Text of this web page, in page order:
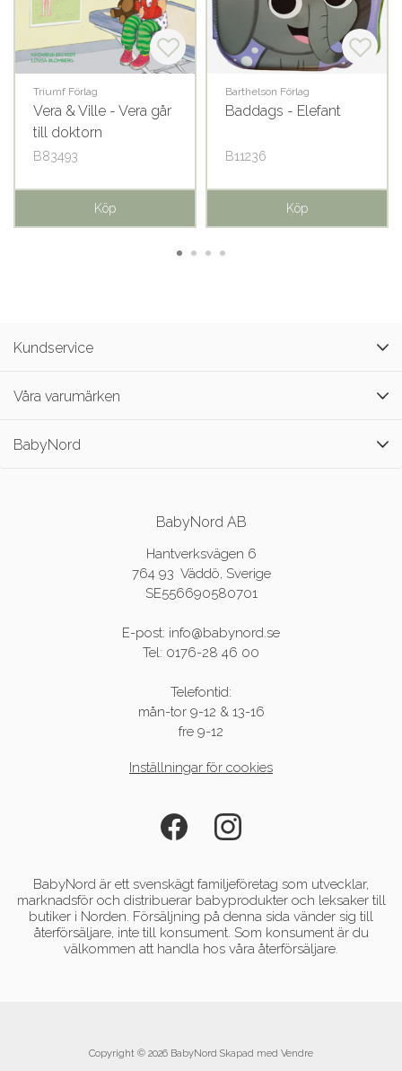
Triumf Förlag
Vera & Ville - Vera går
till doktorn
B83493
Köp
Barthelson Förlag
Baddags - Elefant
B11236
Köp
Kundservice
Våra varumärken
BabyNord
BabyNord AB
Hantverksvägen 6
764 93 Väddö, Sverige
SE556690580701
E-post: info@babynord.se
Tel: 0176-28 46 00
Telefontid:
mån-tor 9-12 & 13-16
fre 9-12
Inställningar för cookies
BabyNord är ett svenskägt familjeföretag som utvecklar,
marknadsför och distribuerar babyprodukter och leksaker till
butiker i Norden. Försäljning på denna sida vänder sig till
återförsäljare, inte till konsument. Som konsument är du
välkommen att handla hos våra återförsäljare.
Copyright © 2026 BabyNord Skapad med Vendre